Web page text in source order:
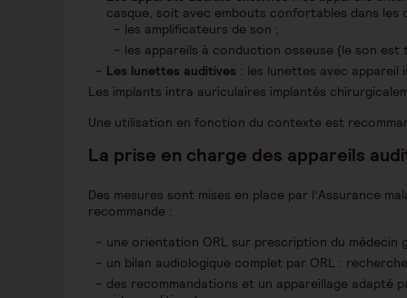
casque, soit avec embouts confortables dans les
les amplificateurs de son ;
les appareils à conduction osseuse (le son
Les lunettes auditives : les lunettes avec appareil
Les implants intra auriculaires implantés
Une utilisation en fonction du contexte est
La prise en charge des appareils
Des mesures sont mises en place par l’Assurance
recommande :
une orientation ORL sur prescription du médecin
un bilan audiologique complet par ORL :
des recommandations et un appareillage adapté